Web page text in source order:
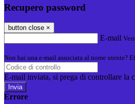
Recupero password
button close ×
E-mail
Non hai una e-mail associata al nome utente?
E-mail inviata, si prega di controllare la
Errore